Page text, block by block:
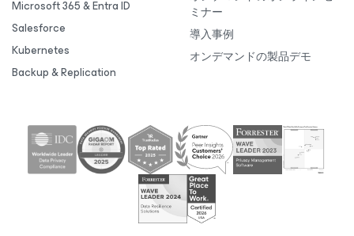
Microsoft 365 & Entra ID
Salesforce
Kubernetes
Backup & Replication
ミナー
導入事例
オンデマンドの製品デモ